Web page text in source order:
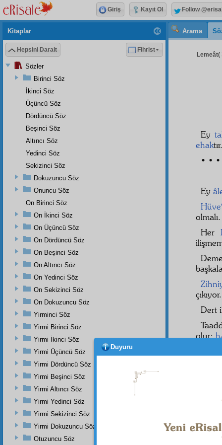
Arama
Lemeât(
Ey
ehak
• • •
Ey
olmalı.
Her
çıkıyor.
Dert
olur;
Kitaplar
Hepsini Daralt Fihrist
Sözler
Birinci Söz
İkinci Söz
Üçüncü Söz
Dördüncü Söz
Beşinci Söz
Altıncı Söz
Yedinci Söz
Sekizinci Söz
Dokuzuncu Söz
Onuncu Söz
On Birinci Söz
On İkinci Söz
On Üçüncü Söz
On Dördüncü Söz
On Beşinci Söz
On Altıncı Söz
On Yedinci Söz
On Sekizinci Söz
On Dokuzuncu Söz
Yirminci Söz
Yirmi Birinci Söz
Yirmi İkinci Söz
Yirmi Üçüncü Söz
Yirmi Dördüncü Söz
Yirmi Beşinci Söz
Yirmi Altıncı Söz
Yirmi Yedinci Söz
Yirmi Sekizinci Söz
Yirmi Dokuzuncu Söz
Otuzuncu Söz
Giriş Kayıt Ol Follow
Duyuru